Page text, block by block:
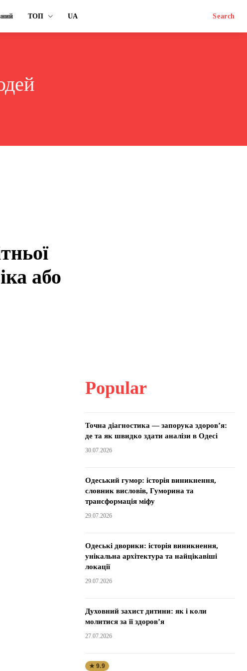
ТОП UA Search
або
Popular
Точна діагностика — запорука здоров’я:
де та як швидко здати аналізи в Одесі
30.07.2026
Одеський гумор: історія виникнення,
словник висловів, Гуморина та
трансформація міфу
29.07.2026
Одеські дворики: історія виникнення,
унікальна архітектура та найцікавіші
локації
29.07.2026
Духовний захист дитини: як і коли
молитися за її здоров’я
27.07.2026
★ 9.9